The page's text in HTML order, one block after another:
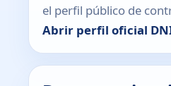
el perfil público de
Abrir perfil oficial